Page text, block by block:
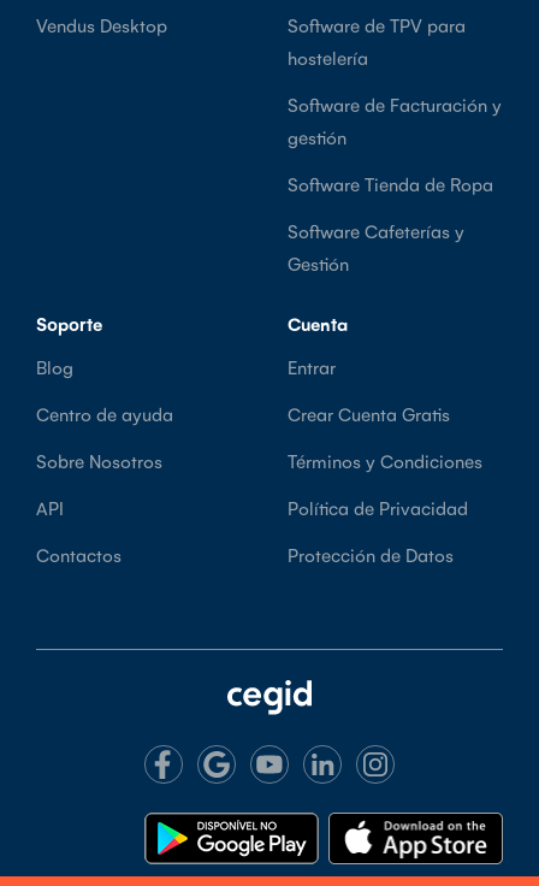
Vendus Desktop
Software de TPV para
hostelería
Software de Facturación y
gestión
Software Tienda de Ropa
Software Cafeterías y
Gestión
Soporte
Blog
Centro de ayuda
Sobre Nosotros
API
Contactos
Cuenta
Entrar
Crear Cuenta Gratis
Términos y Condiciones
Política de Privacidad
Protección de Datos